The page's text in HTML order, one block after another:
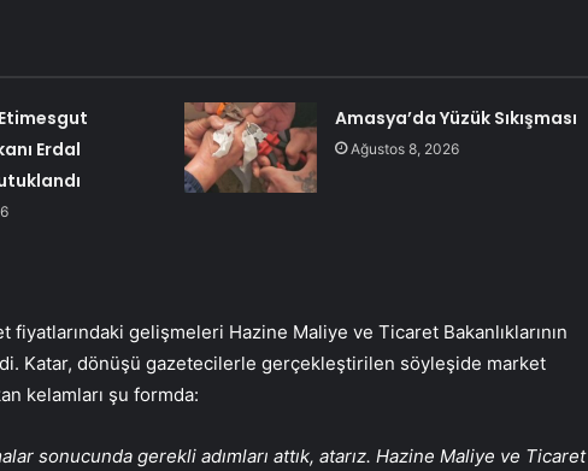
Erdal
Amasya’da Yüzük Sıkışması
Ağustos 8, 2026
fiyatlarındaki gelişmeleri Hazine Maliye ve Ticaret Bakanlıklarının
Katar, dönüşü gazetecilerle gerçekleştirilen söyleşide market
kelamları şu formda:
sonucunda gerekli adımları attık, atarız. Hazine Maliye ve Ticaret